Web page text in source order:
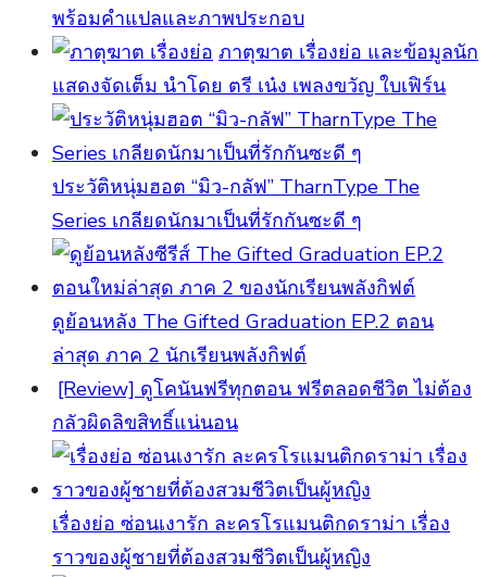
พร้อมคำแปลและภาพประกอบ
ภาตุฆาต เรื่องย่อ และข้อมูลนัก
แสดงจัดเต็ม นำโดย ตรี เน๋ง เพลงขวัญ ใบเฟิร์น
ประวัติหนุ่มฮอต “มิว-กลัฟ” TharnType The
Series เกลียดนักมาเป็นที่รักกันซะดี ๆ
ดูย้อนหลัง The Gifted Graduation EP.2 ตอน
ล่าสุด ภาค 2 นักเรียนพลังกิฟต์
[Review] ดูโคนันฟรีทุกตอน ฟรีตลอดชีวิต ไม่ต้อง
กลัวผิดลิขสิทธิ์แน่นอน
เรื่องย่อ ซ่อนเงารัก ละครโรแมนติกดราม่า เรื่อง
ราวของผู้ชายที่ต้องสวมชีวิตเป็นผู้หญิง